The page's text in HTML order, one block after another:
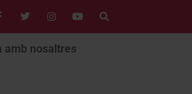
amb nosaltres